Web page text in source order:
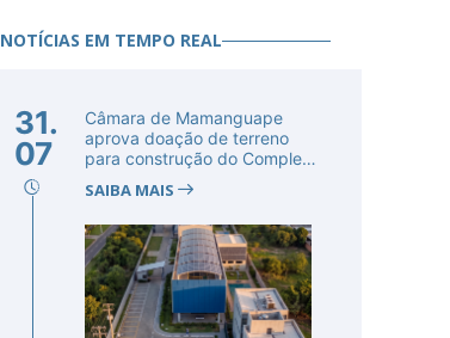
NOTÍCIAS EM TEMPO REAL
31.
07
Câmara de Mamanguape
aprova doação de terreno
para construção do Complexo
SAIBA MAIS